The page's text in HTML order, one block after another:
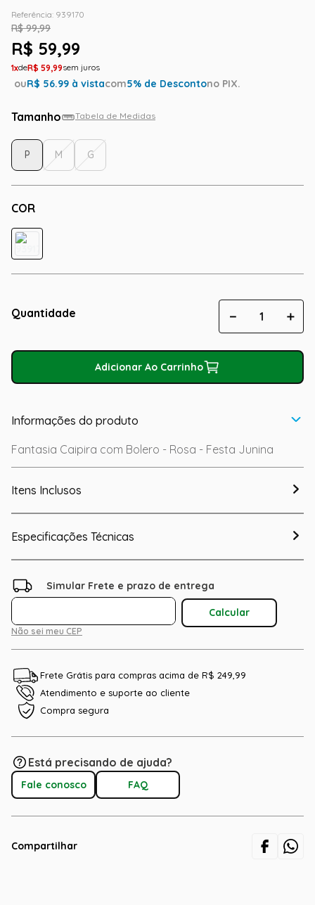
Referência: 939170
R$ 99,99
R$ 59,99
1 R$ 59,99
ouR$ 56.99 à vistacom5% de Descontono PIX.
Tamanho Tabela de Medidas
COR
P M G
Quantidade ＋
－
Adicionar Ao Carrinho
Informações do produto
Fantasia Caipira com Bolero - Rosa - Festa Junina
Itens Inclusos
Especificações Técnicas
Não sei meu CEP
Frete Grátis para compras acima de R$ 249,99
Atendimento e suporte ao cliente
Compra segura
Está precisando de ajuda?
Fale conosco FAQ
Compartilhar